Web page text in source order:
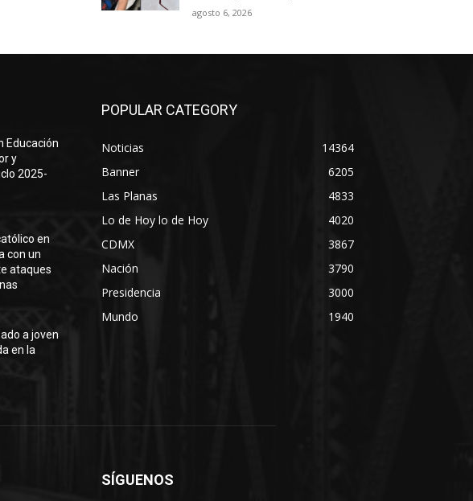
agosto 6, 2026
Educación
y
2025-
en
con un
ataques
a joven
en la
POPULAR CATEGORY
Noticias
14364
Banner
6205
Las Planas
4833
Lo de Hoy lo de Hoy
4020
CDMX
3867
Nación
3790
Presidencia
3000
Mundo
1940
SÍGUENOS